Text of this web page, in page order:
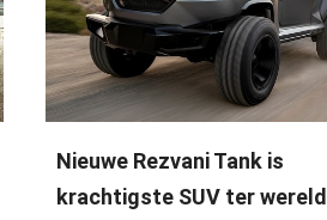
Nieuwe Rezvani Tank is
krachtigste SUV ter wereld